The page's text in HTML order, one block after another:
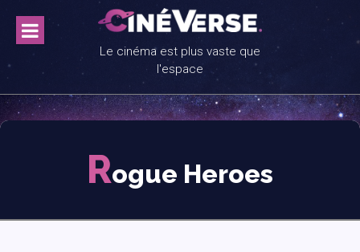
content
Le cinéma est plus vaste que
l'espace
Rogue Heroes